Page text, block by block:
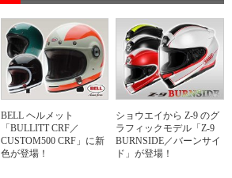
BELL ヘルメット
「BULLITT CRF／
CUSTOM500 CRF」に新
色が登場！
ショウエイから Z-9 のグ
ラフィックモデル「Z-9
BURNSIDE／バーンサイ
ド」が登場！